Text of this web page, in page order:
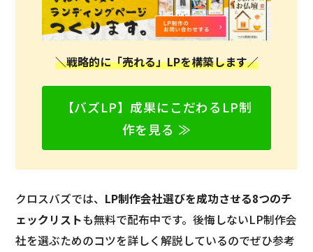
＼戦略的に「売れる」LPを構築します／
【バズLP】成果にこだわるLP制
作を見る ≫
クロスバズでは、 LP制作会社選びを成功させる8つのチ
ェックリストも無料で配布中です。後悔しないLP制作会
社を選ぶためのコツを詳しく解説しているのでぜひ参考